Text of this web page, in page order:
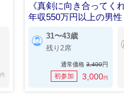
円
《真剣に向き合ってく
年収550万円以上の男性
31〜43歳
残り2席
通常価格 3,400円
初参加 3,000円